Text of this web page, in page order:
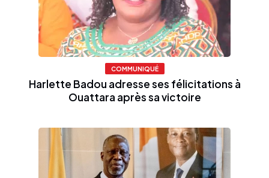
COMMUNIQUÉ
Harlette Badou adresse ses félicitations à
Ouattara après sa victoire